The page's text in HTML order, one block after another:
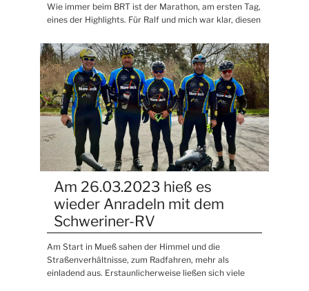
Wie immer beim BRT ist der Marathon, am ersten Tag,
eines der Highlights. Für Ralf und mich war klar, diesen
Am 26.03.2023 hieß es
wieder Anradeln mit dem
Schweriner-RV
Am Start in Mueß sahen der Himmel und die
Straßenverhältnisse, zum Radfahren, mehr als
einladend aus. Erstaunlicherweise ließen sich viele